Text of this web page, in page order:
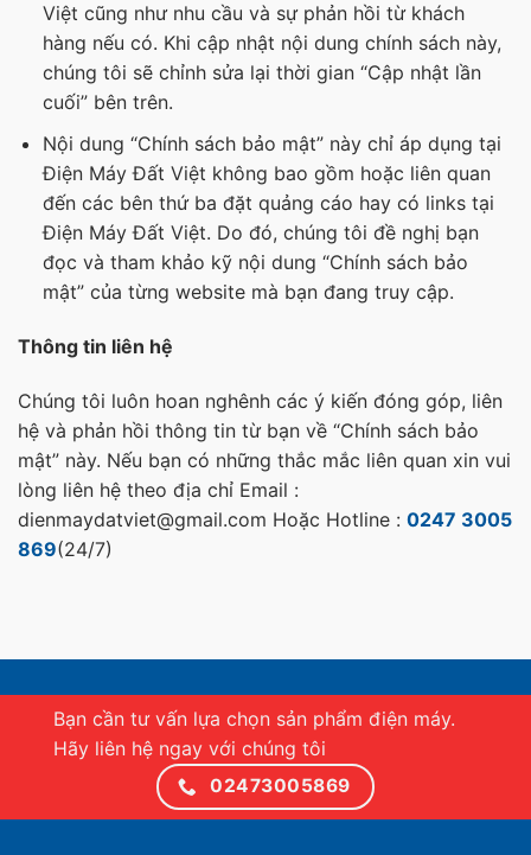
Việt cũng như nhu cầu và sự phản hồi từ khách
hàng nếu có. Khi cập nhật nội dung chính sách này,
chúng tôi sẽ chỉnh sửa lại thời gian “Cập nhật lần
cuối” bên trên.
Nội dung “Chính sách bảo mật” này chỉ áp dụng tại
Điện Máy Đất Việt không bao gồm hoặc liên quan
đến các bên thứ ba đặt quảng cáo hay có links tại
Điện Máy Đất Việt. Do đó, chúng tôi đề nghị bạn
đọc và tham khảo kỹ nội dung “Chính sách bảo
mật” của từng website mà bạn đang truy cập.
Thông tin liên hệ
Chúng tôi luôn hoan nghênh các ý kiến đóng góp, liên
hệ và phản hồi thông tin từ bạn về “Chính sách bảo
mật” này. Nếu bạn có những thắc mắc liên quan xin vui
lòng liên hệ theo địa chỉ Email :
dienmaydatviet@gmail.com Hoặc Hotline : 0247 3005
869(24/7)
Bạn cần tư vấn lựa chọn sản phẩm điện máy.
Hãy liên hệ ngay với chúng tôi
02473005869